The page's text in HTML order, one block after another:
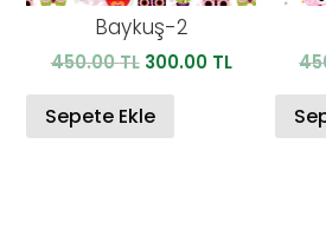
Baykuş-2
450.00TL Orijinal
450.00 TL.
300.00 TLŞu
300.00 TL.
Sepete Ekle